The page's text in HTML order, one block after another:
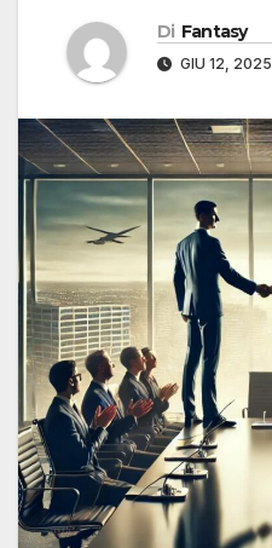
Di Fantasy
GIU 12, 2025